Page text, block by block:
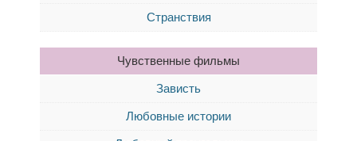
Странствия
Чувственные фильмы
Зависть
Любовные истории